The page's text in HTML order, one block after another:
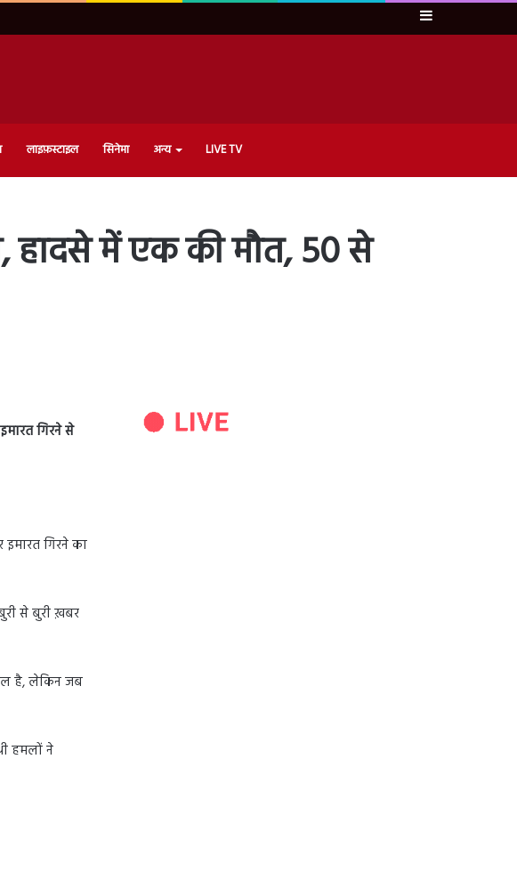
Sidebar
लाइफ़स्टाइल सिनेमा अन्य LIVE TV
हादसे में एक की मौत, 50 से
गिरने से
गिरने का
से बुरी ख़बर
है, लेकिन जब
हमलों ने